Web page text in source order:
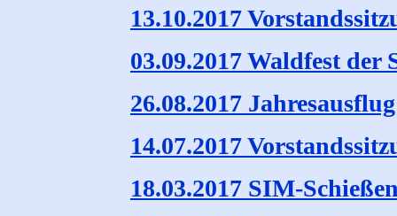
13.10.2017
03.09.2017 Waldfest der
26.08.2017
14.07.2017
18.03.2017 SIM-